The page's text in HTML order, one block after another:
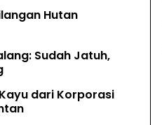
Hutan
Sudah Jatuh,
dari Korporasi